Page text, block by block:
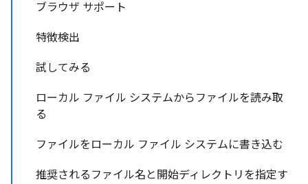
ブラウザ サポート
特徴検出
試してみる
ローカル ファイル システムからファイルを読み取
る
ファイルをローカル ファイル システムに書き込む
推奨されるファイル名と開始ディレクトリを指定す